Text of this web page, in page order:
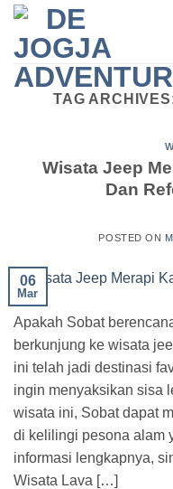
Skip
content
TAG
Wisata Jeep
Dan
POSTED ON
06
Mar
Apakah Sobat
berkunjung ke wisata
ini telah jadi destinasi
ingin menyaksikan sisa
wisata ini, Sobat dapat
di kelilingi pesona alam
informasi lengkapnya,
Wisata Lava […]